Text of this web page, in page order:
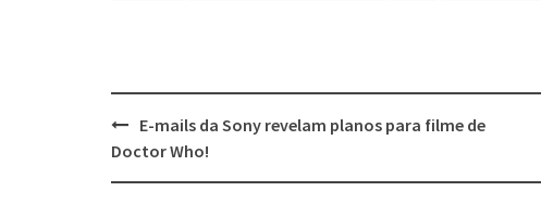
Post
navigation
E-mails da Sony revelam planos para filme de
Doctor Who!